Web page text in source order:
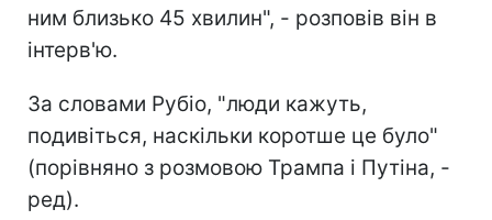
ним близько 45 хвилин", - розповів він в
інтерв'ю.
За словами Рубіо, "люди кажуть,
подивіться, наскільки коротше це було"
(порівняно з розмовою Трампа і Путіна, -
ред).